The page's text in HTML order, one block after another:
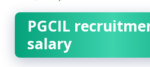
PGCIL
salary